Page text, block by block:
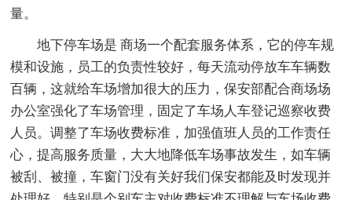
量。
地下停车场是 商场一个配套服务体系，它的停车规
模和设施，员工的负责性较好，每天流动停放车车辆数
百辆，这就给车场增加很大的压力，保安部配合商场场
办公室强化了车场管理，固定了车场人车登记巡察收费
人员。调整了车场收费标准，加强值班人员的工作责任
心，提高服务质量，大大地降低车场事故发生，如车辆
被刮、被撞，车窗门没有关好我们保安都能及时发现并